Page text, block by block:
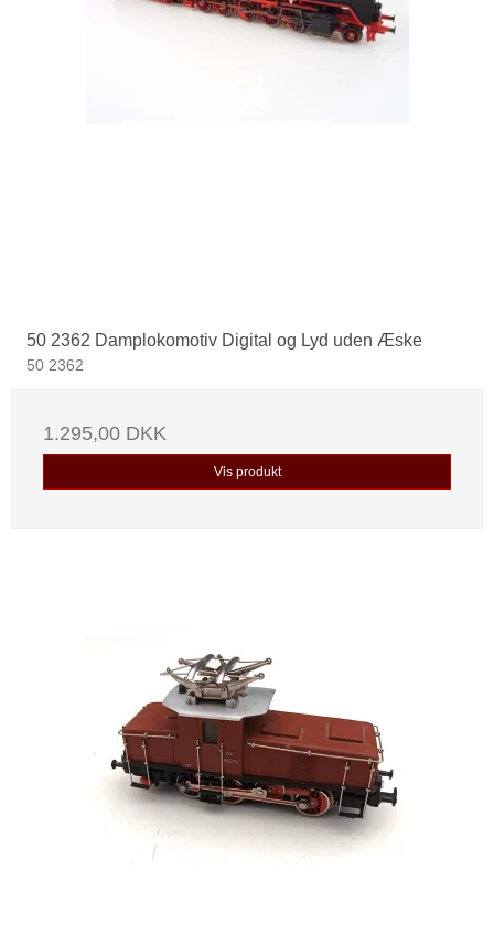
50 2362 Damplokomotiv Digital og Lyd uden Æske
50 2362
1.295,00 DKK
Vis produkt